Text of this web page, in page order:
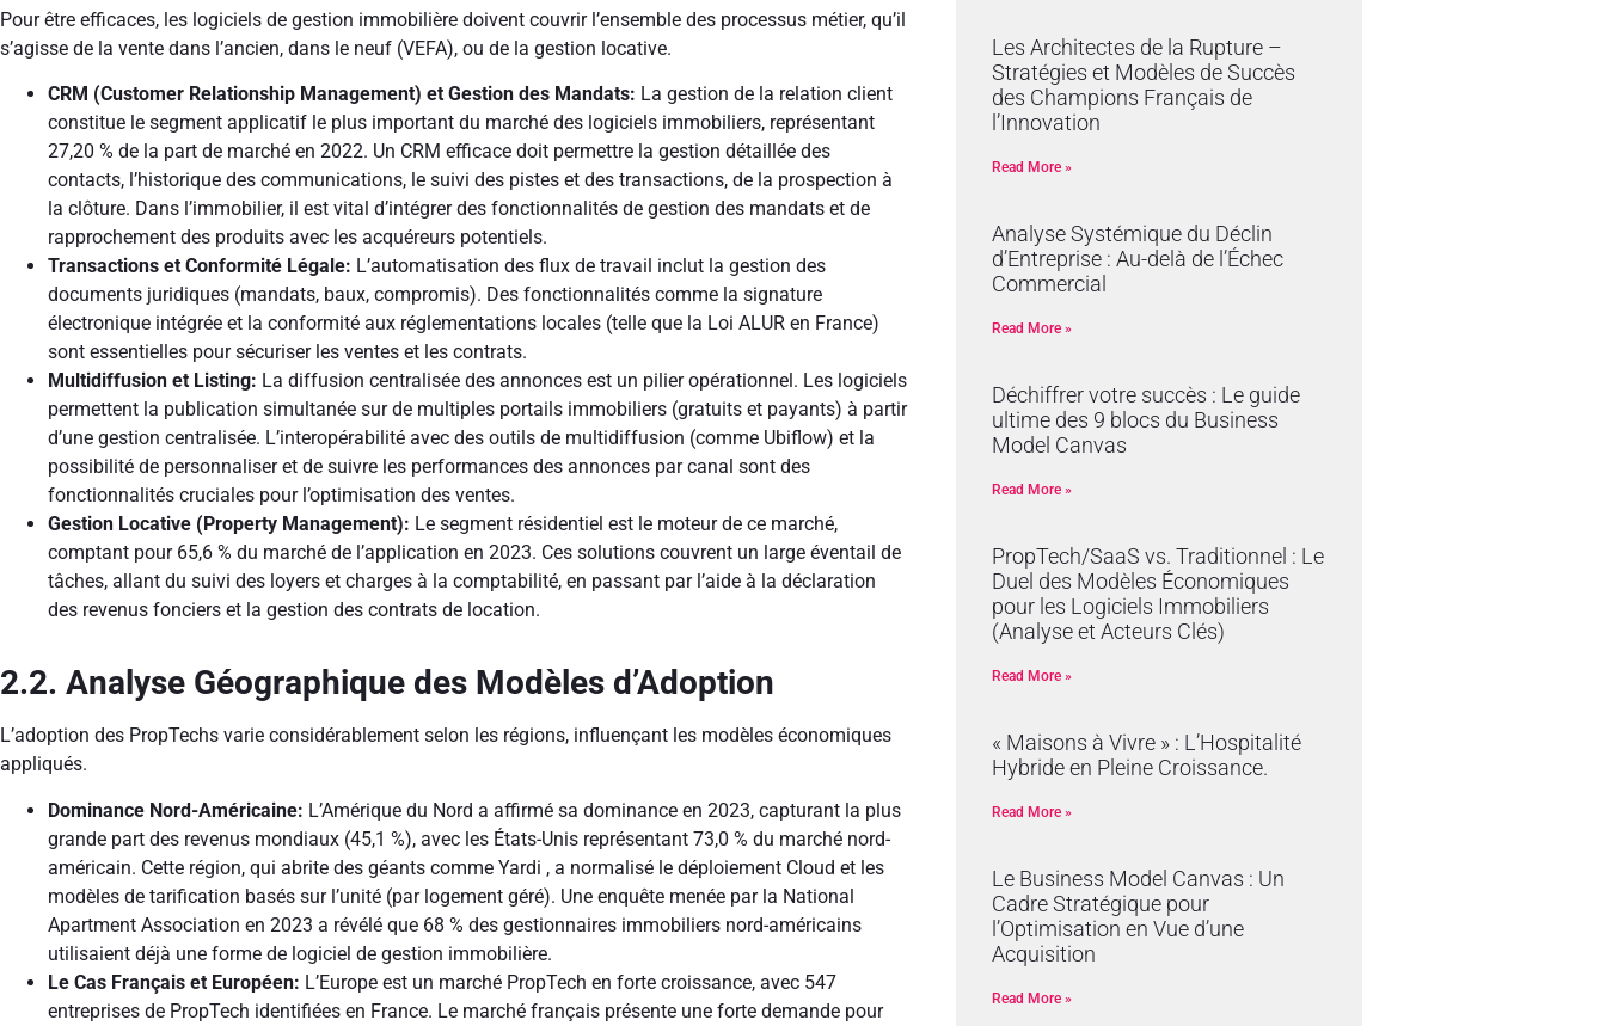
Pour être efficaces, les logiciels de gestion immobilière doivent couvrir l’ensemble des processus métier, qu’il
s’agisse de la vente dans l’ancien, dans le neuf (VEFA), ou de la gestion locative.
CRM (Customer Relationship Management) et Gestion des Mandats: La gestion de la relation client
constitue le segment applicatif le plus important du marché des logiciels immobiliers, représentant
27,20 % de la part de marché en 2022. Un CRM efficace doit permettre la gestion détaillée des
contacts, l’historique des communications, le suivi des pistes et des transactions, de la prospection à
la clôture. Dans l’immobilier, il est vital d’intégrer des fonctionnalités de gestion des mandats et de
rapprochement des produits avec les acquéreurs potentiels.
Transactions et Conformité Légale: L’automatisation des flux de travail inclut la gestion des
documents juridiques (mandats, baux, compromis). Des fonctionnalités comme la signature
électronique intégrée et la conformité aux réglementations locales (telle que la Loi ALUR en France)
sont essentielles pour sécuriser les ventes et les contrats.
Multidiffusion et Listing: La diffusion centralisée des annonces est un pilier opérationnel. Les logiciels
permettent la publication simultanée sur de multiples portails immobiliers (gratuits et payants) à partir
d’une gestion centralisée. L’interopérabilité avec des outils de multidiffusion (comme Ubiflow) et la
possibilité de personnaliser et de suivre les performances des annonces par canal sont des
fonctionnalités cruciales pour l’optimisation des ventes.
Gestion Locative (Property Management): Le segment résidentiel est le moteur de ce marché,
comptant pour 65,6 % du marché de l’application en 2023. Ces solutions couvrent un large éventail de
tâches, allant du suivi des loyers et charges à la comptabilité, en passant par l’aide à la déclaration
des revenus fonciers et la gestion des contrats de location.
2.2. Analyse Géographique des Modèles d’Adoption
L’adoption des PropTechs varie considérablement selon les régions, influençant les modèles économiques
appliqués.
Dominance Nord-Américaine: L’Amérique du Nord a affirmé sa dominance en 2023, capturant la plus
grande part des revenus mondiaux (45,1 %), avec les États-Unis représentant 73,0 % du marché nord-
américain. Cette région, qui abrite des géants comme Yardi , a normalisé le déploiement Cloud et les
modèles de tarification basés sur l’unité (par logement géré). Une enquête menée par la National
Apartment Association en 2023 a révélé que 68 % des gestionnaires immobiliers nord-américains
utilisaient déjà une forme de logiciel de gestion immobilière.
Le Cas Français et Européen: L’Europe est un marché PropTech en forte croissance, avec 547
entreprises de PropTech identifiées en France. Le marché français présente une forte demande pour
Les Architectes de la Rupture –
Stratégies et Modèles de Succès
des Champions Français de
l’Innovation
Read More »
Analyse Systémique du Déclin
d’Entreprise : Au-delà de l’Échec
Commercial
Read More »
Déchiffrer votre succès : Le guide
ultime des 9 blocs du Business
Model Canvas
Read More »
PropTech/SaaS vs. Traditionnel : Le
Duel des Modèles Économiques
pour les Logiciels Immobiliers
(Analyse et Acteurs Clés)
Read More »
« Maisons à Vivre » : L’Hospitalité
Hybride en Pleine Croissance.
Read More »
Le Business Model Canvas : Un
Cadre Stratégique pour
l’Optimisation en Vue d’une
Acquisition
Read More »